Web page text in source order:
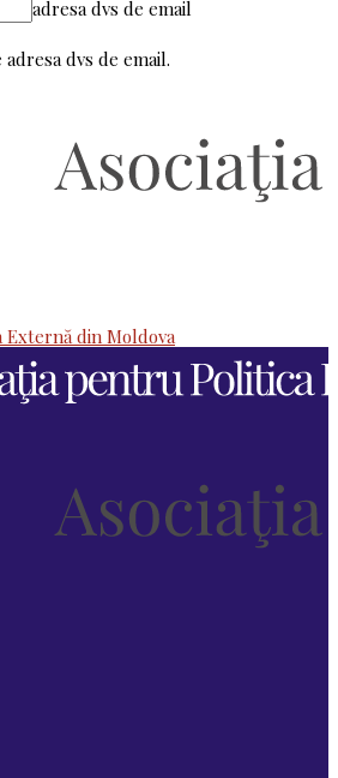
adresa dvs de email
dvs de email.
Externă din Moldova